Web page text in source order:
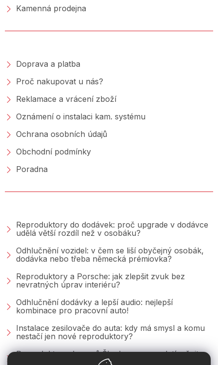
Kamenná prodejna
Doprava a platba
Proč nakupovat u nás?
Reklamace a vrácení zboží
Oznámení o instalaci kam. systému
Ochrana osobních údajů
Obchodní podmínky
Poradna
Reproduktory do dodávek: proč upgrade v dodávce
udělá větší rozdíl než v osobáku?
Odhlučnění vozidel: v čem se liší obyčejný osobák,
dodávka nebo třeba německá prémiovka?
Reproduktory a Porsche: jak zlepšit zvuk bez
nevratných úprav interiéru?
Odhlučnění dodávky a lepší audio: nejlepší
kombinace pro pracovní auto!
Instalace zesilovače do auta: kdy má smysl a komu
nestačí jen nové reproduktory?
Reproduktory do vozů Škoda: co se vyplatí měnit u
Fabie, Octavie a Superbu?